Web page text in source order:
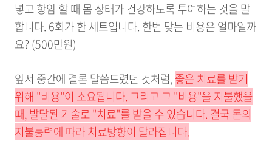
넣고 항암 할 때 몸 상태가 건강하도록 투여하는 것을 말
합니다. 6회가 한 세트입니다. 한번 맞는 비용은 얼마일까
요? (500만원)
앞서 중간에 결론 말씀드렸던 것처럼,좋은 치료를 받기
위해 "비용"이 소요됩니다. 그리고 그 "비용"을 지불했을
때, 발달된 기술로 "치료"를 받을 수 있습니다. 결국 돈의
지불능력에 따라 치료방향이 달라집니다.